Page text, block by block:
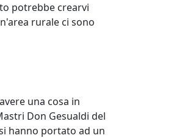
potrebbe crearvi
rurale ci sono
una cosa in
Don Gesualdi del
hanno portato ad un